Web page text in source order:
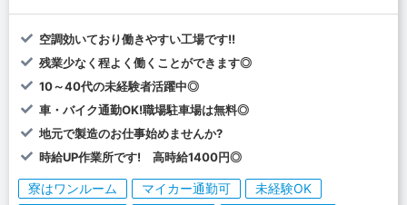
空調効いており働きやすい工場です!!
残業少なく程よく働くことができます◎
10～40代の未経験者活躍中◎
車・バイク通勤OK!職場駐車場は無料◎
地元で製造のお仕事始めませんか?
時給UP作業所です! 高時給1400円◎
寮はワンルーム マイカー通勤可
未経験OK